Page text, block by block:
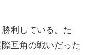
利している。た
互角の戦いだった